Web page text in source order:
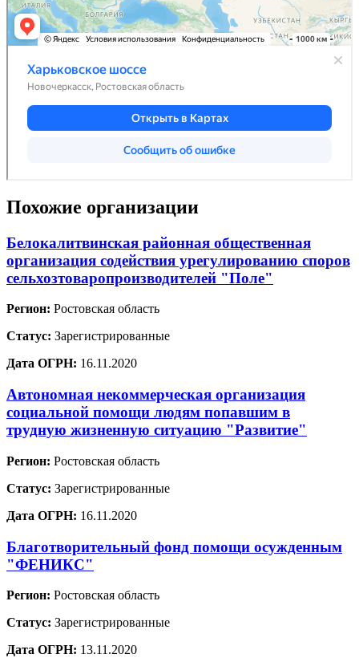
Похожие организации
Белокалитвинская районная общественная
организация содействия урегулированию споров
сельхозтоваропроизводителей "Поле"
Регион: Ростовская область
Статус: Зарегистрированные
Дата ОГРН: 16.11.2020
Автономная некоммерческая организация
социальной помощи людям попавшим в
трудную жизненную ситуацию "Развитие"
Регион: Ростовская область
Статус: Зарегистрированные
Дата ОГРН: 16.11.2020
Благотворительный фонд помощи осужденным
"ФЕНИКС"
Регион: Ростовская область
Статус: Зарегистрированные
Дата ОГРН: 13.11.2020